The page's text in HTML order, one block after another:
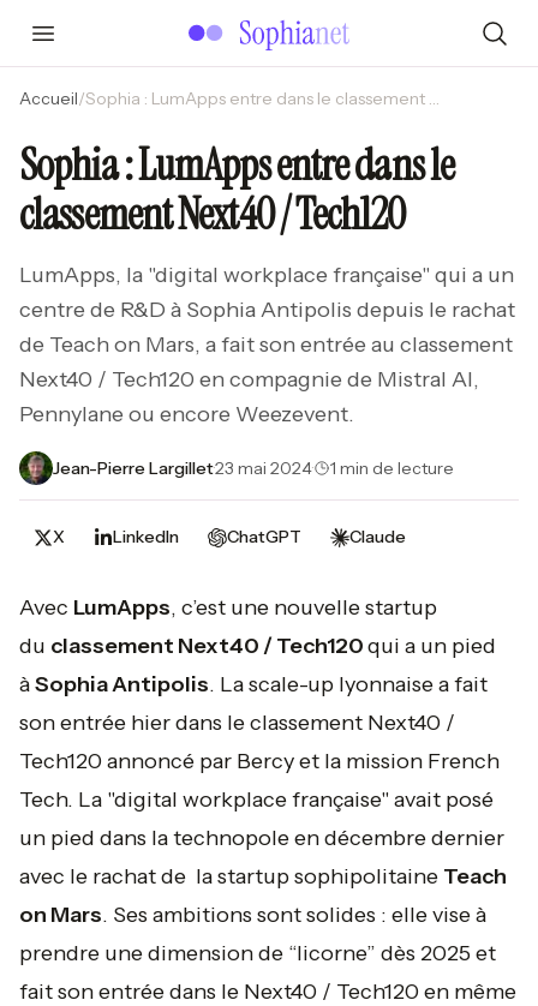
Accueil/ Sophia : LumApps entre dans le classement Next40 / Tech120
Sophia : LumApps entre dans le
classement Next40 / Tech120
LumApps, la "digital workplace française" qui a un
centre de R&D à Sophia Antipolis depuis le rachat
de Teach on Mars, a fait son entrée au classement
Next40 / Tech120 en compagnie de Mistral AI,
Pennylane ou encore Weezevent.
Jean-Pierre Largillet·23 mai 2024· 1 min de lecture
X LinkedIn ChatGPT Claude
Avec LumApps, c’est une nouvelle startup
du classement Next40 / Tech120qui a un pied
àSophia Antipolis. La scale-up lyonnaise a fait
son entrée hier dans le classement Next40 /
Tech120 annoncé par Bercy et la mission French
Tech. La "digital workplace française" avait posé
un pied dans la technopole en décembre dernier
avec le rachat de la startup sophipolitaine Teach
on Mars. Ses ambitions sont solides : elle vise à
prendre une dimension de “licorne” dès 2025 et
fait son entrée dans le Next40 / Tech120 en même